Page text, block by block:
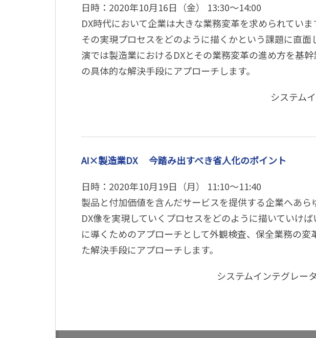
日時：2020年10月16日（金） 13:30～14:00
DX時代において企業は大きな業務変革を求められてい
その実現プロセスをどのように描くかという課題に直
演では製造業におけるDXとその業務変革の進め方を基
の具体的な解決手段にアプローチします。
システム
AI×製造業DX 今踏み出すべき省人化のポイント
日時：2020年10月19日（月） 11:10～11:40
製品と付加価値を含んだサービスを提供する企業へあら
DX像を実現していくプロセスをどのように描いていけ
に導くためのアプローチとして外観検査、保全業務の変
た解決手段にアプローチします。
システムインテグレー